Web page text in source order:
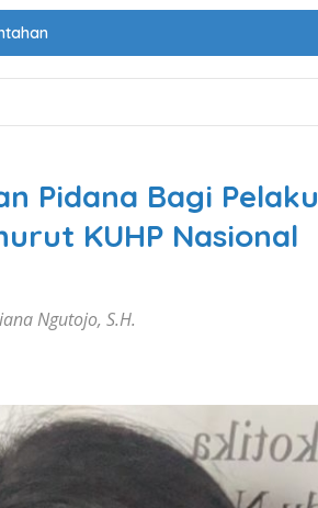
Pidana Bagi Pelaku
KUHP Nasional
Ngutojo, S.H.